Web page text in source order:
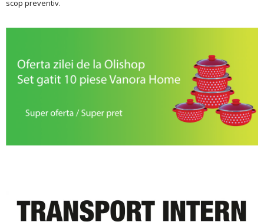
scop preventiv.